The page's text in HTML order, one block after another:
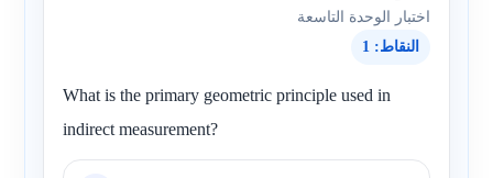
اختبار الوحدة التاسعة
النقاط: 1
What is the primary geometric principle used in
indirect measurement?